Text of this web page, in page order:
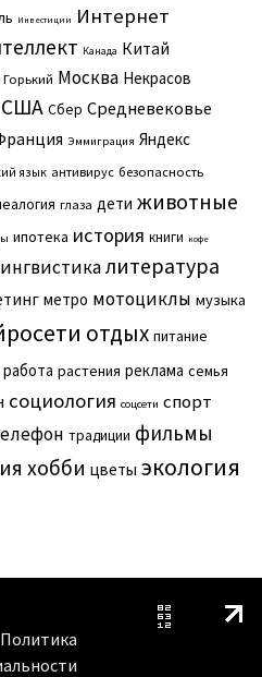
Инвестиции Интернет
Канада Китай
Москва Некрасов
США Сбер Средневековье
Эммиграция Яндекс
язык антивирус безопасность
глаза дети животные
ипотека история книги кофе
литература
метро мотоциклы музыка
отдых питание
работа растения реклама семья
социология соцсети спорт
традиции фильмы
хобби цветы экология
Политика